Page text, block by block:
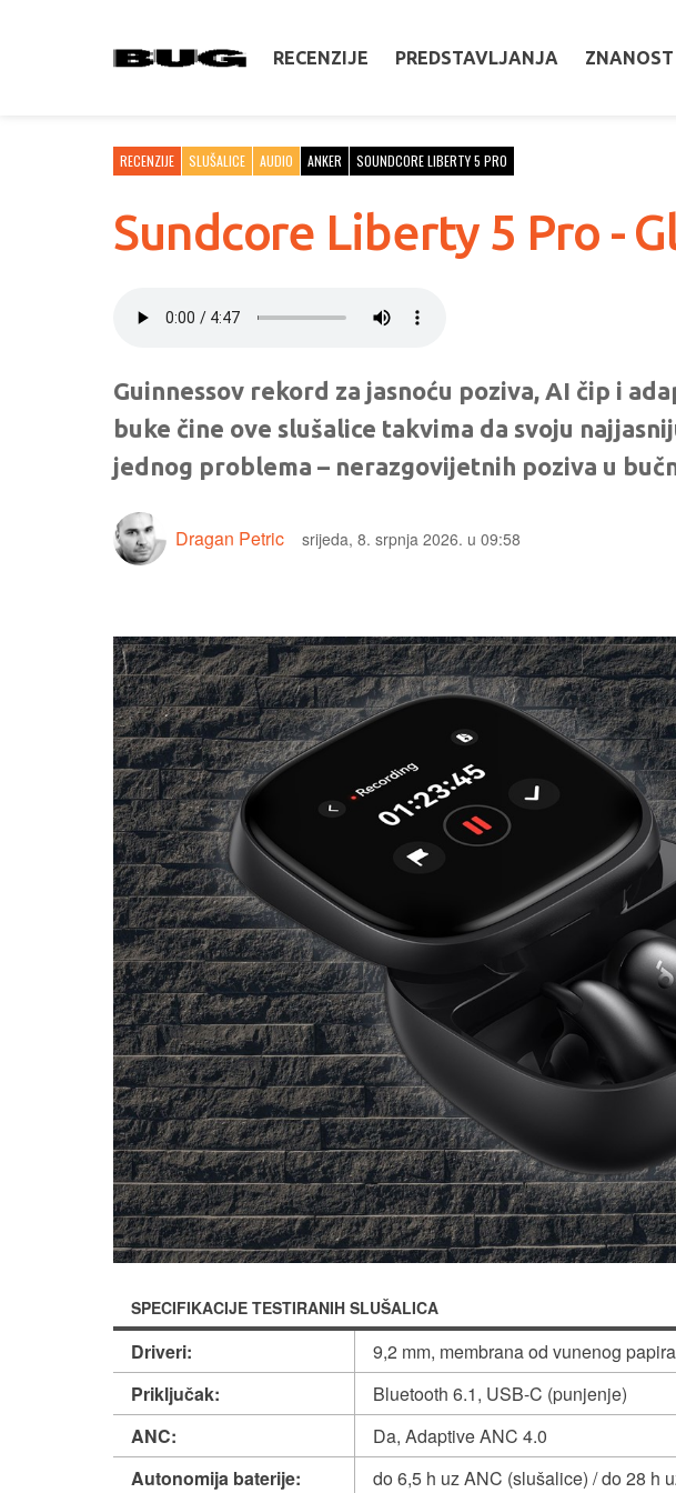
RECENZIJE PREDSTAVLJANJA ZNANOST
RECENZIJE SLUŠALICE AUDIO ANKER SOUNDCORE LIBERTY 5 PRO
Sundcore Liberty 5 Pro -
Guinnessov rekord za jasnoću poziva, AI čip i
buke čine ove slušalice takvima da svoju
jednog problema – nerazgovijetnih poziva u
Dragan Petric srijeda, 8. srpnja 2026. u 09:58
SPECIFIKACIJE TESTIRANIH SLUŠALICA
Driveri:
9,2 mm, membrana od vunenog papira
Priključak:
Bluetooth 6.1, USB-C (punjenje)
ANC:
Da, Adaptive ANC 4.0
Autonomija baterije:
do 6,5 h uz ANC (slušalice) / do 28 h